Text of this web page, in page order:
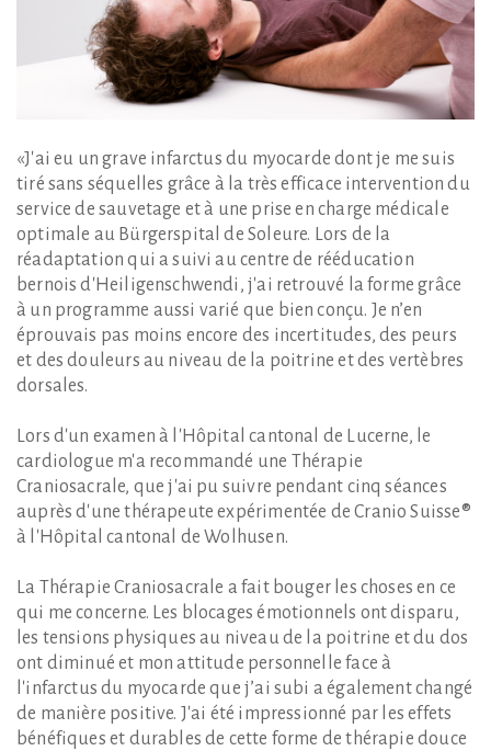
«J'ai eu un grave infarctus du myocarde dont je me suis
tiré sans séquelles grâce à la très efficace intervention du
service de sauvetage et à une prise en charge médicale
optimale au Bürgerspital de Soleure. Lors de la
réadaptation qui a suivi au centre de rééducation
bernois d'Heiligenschwendi, j'ai retrouvé la forme grâce
à un programme aussi varié que bien conçu. Je n’en
éprouvais pas moins encore des incertitudes, des peurs
et des douleurs au niveau de la poitrine et des vertèbres
dorsales.
Lors d'un examen à l'Hôpital cantonal de Lucerne, le
cardiologue m'a recommandé une Thérapie
Craniosacrale, que j'ai pu suivre pendant cinq séances
auprès d'une thérapeute expérimentée de Cranio Suisse®
à l'Hôpital cantonal de Wolhusen.
La Thérapie Craniosacrale a fait bouger les choses en ce
qui me concerne. Les blocages émotionnels ont disparu,
les tensions physiques au niveau de la poitrine et du dos
ont diminué et mon attitude personnelle face à
l'infarctus du myocarde que j’ai subi a également changé
de manière positive. J'ai été impressionné par les effets
bénéfiques et durables de cette forme de thérapie douce